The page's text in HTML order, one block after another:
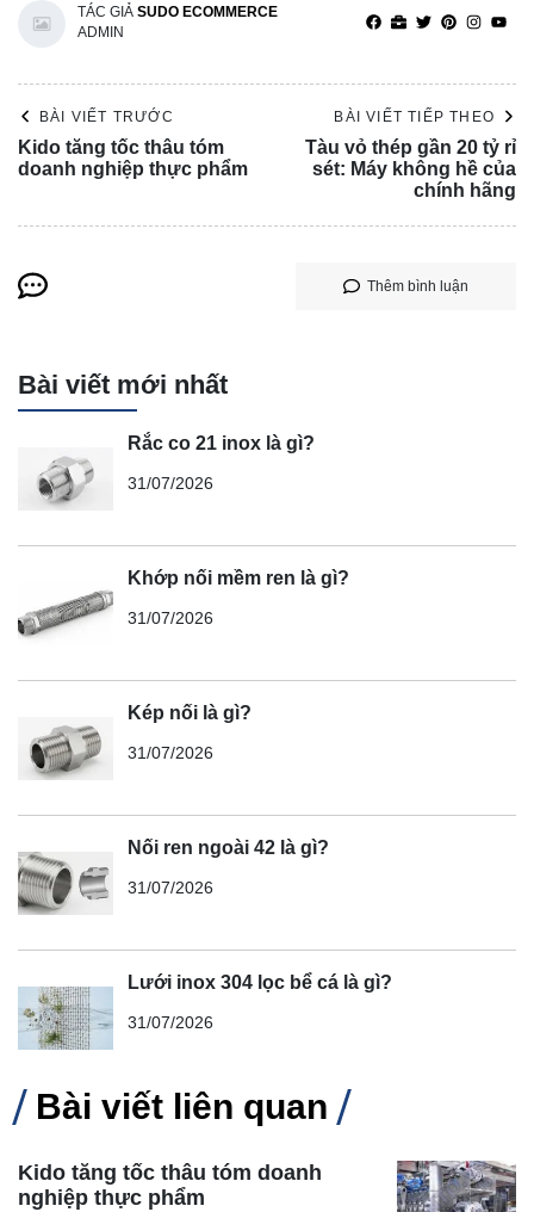
TÁC GIẢ SUDO ECOMMERCE
ADMIN
BÀI VIẾT TRƯỚC
Kido tăng tốc thâu tóm
doanh nghiệp thực phẩm
BÀI VIẾT TIẾP THEO
Tàu vỏ thép gần 20 tỷ rỉ
sét: Máy không hề của
chính hãng
Thêm bình luận
Bài viết mới nhất
Rắc co 21 inox là gì?
31/07/2026
Khớp nối mềm ren là gì?
31/07/2026
Kép nối là gì?
31/07/2026
Nối ren ngoài 42 là gì?
31/07/2026
Lưới inox 304 lọc bể cá là gì?
31/07/2026
Bài viết liên quan
Kido tăng tốc thâu tóm doanh
nghiệp thực phẩm